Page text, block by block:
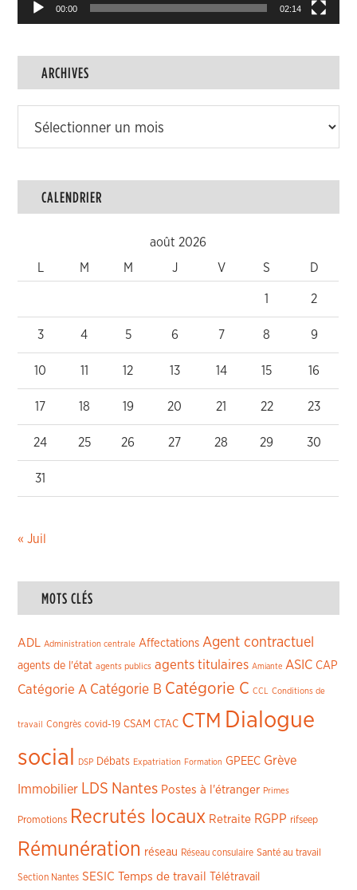
00:00 02:14
ARCHIVES
CALENDRIER
août 2026
M M J V S D
1 2
3 4 5 6 7 8 9
10 11 12 13 14 15 16
17 18 19 20 21 22 23
24 25 26 27 28 29 30
31
« Juil
MOTS CLÉS
ADL Administration centrale Affectations Agent contractuel
agents de l'état agents publics agents titulaires Amiante ASIC CAP
Catégorie A Catégorie B Catégorie C CCL Conditions de
travail Congrès covid-19 CSAM CTAC CTM Dialogue
social
DSP Débats Expatriation Formation GPEEC Grève
Immobilier LDS Nantes Postes à l'étranger Primes
Promotions Recrutés locaux Retraite RGPP rifseep
Rémunération réseau Réseau consulaire Santé au travail
Section Nantes SESIC Temps de travail Télétravail